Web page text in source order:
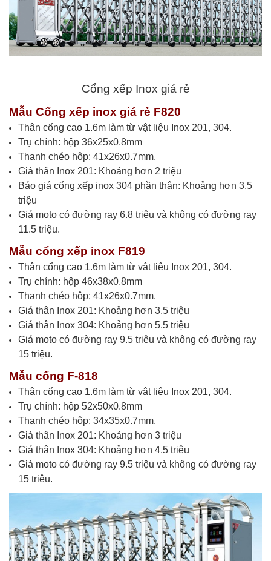
Cổng xếp Inox giá rẻ
Mẫu Cổng xếp inox giá rẻ F820
Thân cổng cao 1.6m làm từ vật liệu Inox 201, 304.
Trụ chính: hộp 36x25x0.8mm
Thanh chéo hộp: 41x26x0.7mm.
Giá thân Inox 201: Khoảng hơn 2 triệu
Báo giá cổng xếp inox 304 phần thân: Khoảng hơn 3.5
triệu
Giá moto có đường ray 6.8 triệu và không có đường ray
11.5 triệu.
Mẫu cổng xếp inox F819
Thân cổng cao 1.6m làm từ vật liệu Inox 201, 304.
Trụ chính: hộp 46x38x0.8mm
Thanh chéo hộp: 41x26x0.7mm.
Giá thân Inox 201: Khoảng hơn 3.5 triệu
Giá thân Inox 304: Khoảng hơn 5.5 triệu
Giá moto có đường ray 9.5 triệu và không có đường ray
15 triệu.
Mẫu cổng F-818
Thân cổng cao 1.6m làm từ vật liệu Inox 201, 304.
Trụ chính: hộp 52x50x0.8mm
Thanh chéo hộp: 34x35x0.7mm.
Giá thân Inox 201: Khoảng hơn 3 triệu
Giá thân Inox 304: Khoảng hơn 4.5 triệu
Giá moto có đường ray 9.5 triệu và không có đường ray
15 triệu.